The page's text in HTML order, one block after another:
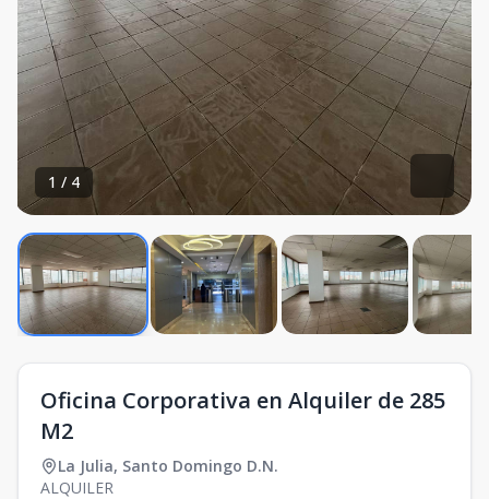
1 / 4
Oficina Corporativa en Alquiler de 285
M2
La Julia, Santo Domingo D.N.
ALQUILER